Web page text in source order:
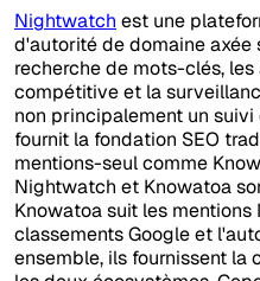
Nightwatch est une
d'autorité de domaine axée
recherche de mots-clés,
compétitive et la
non principalement un
fournit la fondation SEO
mentions-seul comme
Nightwatch et Knowatoa
Knowatoa suit les
classements Google et
ensemble, ils fournissent